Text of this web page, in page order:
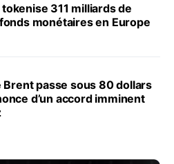
311 milliards de
monétaires en Europe
Brent passe sous 80 dollars
d’un accord imminent